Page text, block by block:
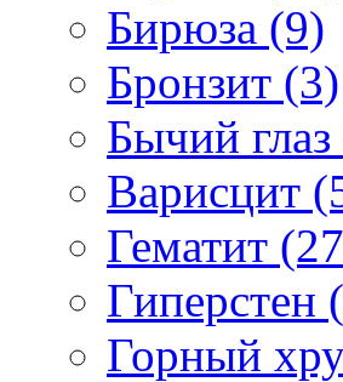
Бирюза (9)
Бронзит (3)
Бычий
Варисцит
Гематит
Гиперстен
Горный